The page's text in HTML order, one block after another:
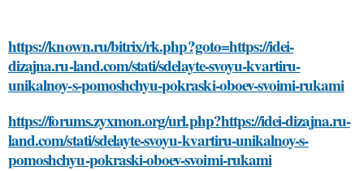
https://known.ru/bitrix/rk.php?goto=https://idei-
dizajna.ru-land.com/stati/sdelayte-svoyu-kvartiru-
unikalnoy-s-pomoshchyu-pokraski-oboev-svoimi-rukami
https://forums.zyxmon.org/url.php?https://idei-dizajna.ru-
land.com/stati/sdelayte-svoyu-kvartiru-unikalnoy-s-
pomoshchyu-pokraski-oboev-svoimi-rukami